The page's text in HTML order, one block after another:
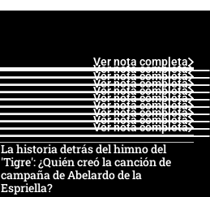
Ver nota completa
Ver nota completa
Ver nota completa
Ver nota completa
Ver nota completa
Ver nota completa
Ver nota completa
Ver nota completa
Ver nota completa
Ver nota completa
La historia detrás del himno del
'Tigre': ¿Quién creó la canción de
campaña de Abelardo de la
Espriella?